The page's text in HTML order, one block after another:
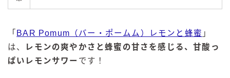
「 BAR Pomum（バー・ポームム）レモンと蜂蜜 」
は、
レモンの爽やかさと蜂蜜の甘さを感じる、甘酸っ
ぱいレモンサワー です！